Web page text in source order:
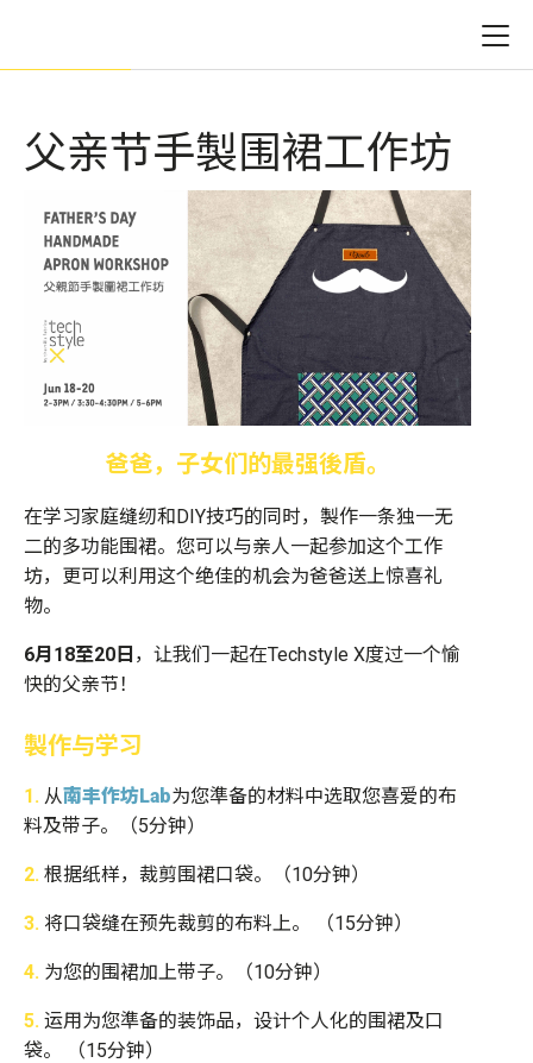
父亲节手製围裙工作坊
爸爸，子女们的最强後盾。
在学习家庭缝纫和DIY技巧的同时，製作一条独一无
二的多功能围裙。您可以与亲人一起参加这个工作
坊，更可以利用这个绝佳的机会为爸爸送上惊喜礼
物。
6月18至20 日 ，让我们一起在Techstyle X度过一个愉
快的父亲节！
製作与学习
1. 从南丰作坊Lab为您準备的材料中选取您喜爱的布
料及带子。（5分钟）
2. 根据纸样，裁剪围裙口袋。（10分钟）
3. 将口袋缝在预先裁剪的布料上。 （15分钟）
4. 为您的围裙加上带子。（10分钟）
5. 运用为您準备的装饰品，设计个人化的围裙及口
袋。 （15分钟）